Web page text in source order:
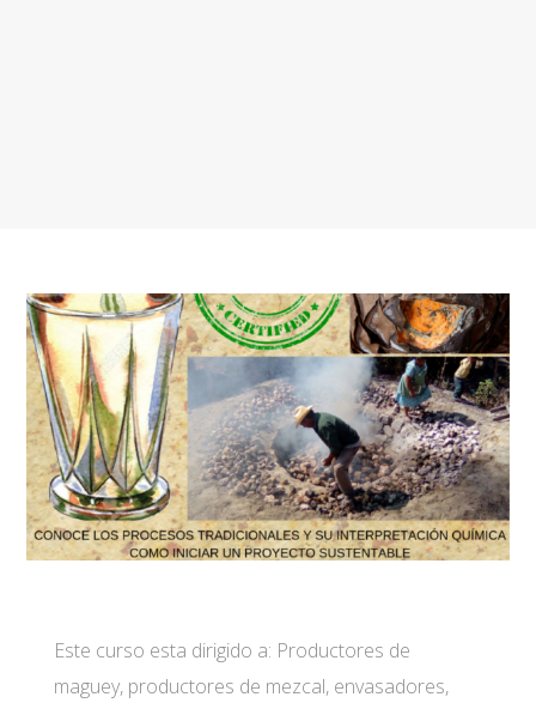
Este curso esta dirigido a: Productores de
maguey, productores de mezcal, envasadores,